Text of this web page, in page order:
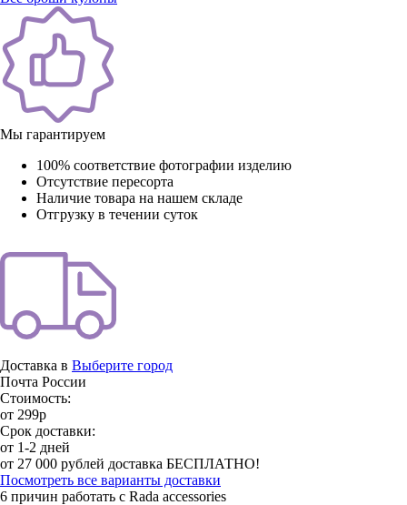
Мы гарантируем
100% соответствие фотографии изделию
Отсутствие пересорта
Наличие товара на нашем складе
Отгрузку в течении суток
Доставка в Выберите город
Почта России
Стоимость:
от 299р
Срок доставки:
от 1-2 дней
от 27 000 рублей доставка БЕСПЛАТНО!
Посмотреть все варианты доставки
6 причин работать с Rada accessories